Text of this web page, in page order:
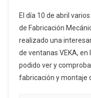
El día 10 de abril
de Fabricación
realizado una
de ventanas VEKA,
podido ver y
fabricación y montaje